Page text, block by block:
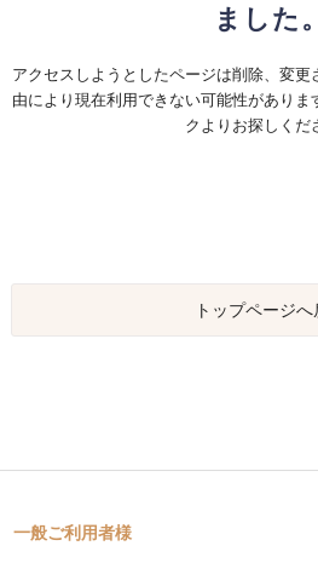
ました。
アクセスしようとしたページは削除、変
由により現在利用できない可能性があり
クよりお探しくだ
トップページへ
一般ご利用者様